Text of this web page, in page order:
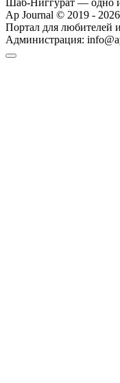
Ap Journal © 2019 - 2026
Портал для любителей
Администрация: